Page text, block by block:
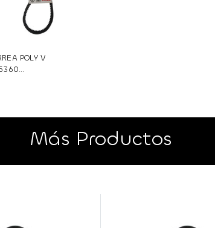
POLY V
Más Productos